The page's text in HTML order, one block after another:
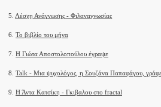
5. Λέσχη Ανάγνωσης - Φιλαναγνωσίας
6. Το βιβλίο του μήνα
7. Η Γιώτα Αποστολοπούλου έγραψε
8. Talk - Μια ψυχολόγος, η Σουζάνα Παπαφάγου,
9. Η Άντα Κατσίκη - Γκιβαλου στο fractal